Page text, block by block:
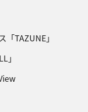
TAZUNE」
」